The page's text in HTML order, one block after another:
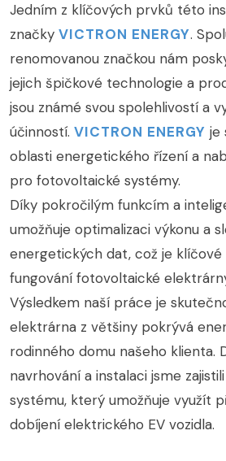
Jedním z klíčových prvků této
značky VICTRON ENERGY.
renomovanou značkou nám
jejich špičkové technologie a
jsou známé svou spolehlivostí a
účinností. VICTRON ENERGY je
oblasti energetického řízení a
pro fotovoltaické systémy.
Díky pokročilým funkcím a
umožňuje optimalizaci výkonu a
energetických dat, což je
fungování fotovoltaické
Výsledkem naší práce je
elektrárna z většiny pokrývá
rodinného domu našeho klienta.
navrhování a instalaci jsme
systému, který umožňuje využít
dobíjení elektrického EV vozidla.